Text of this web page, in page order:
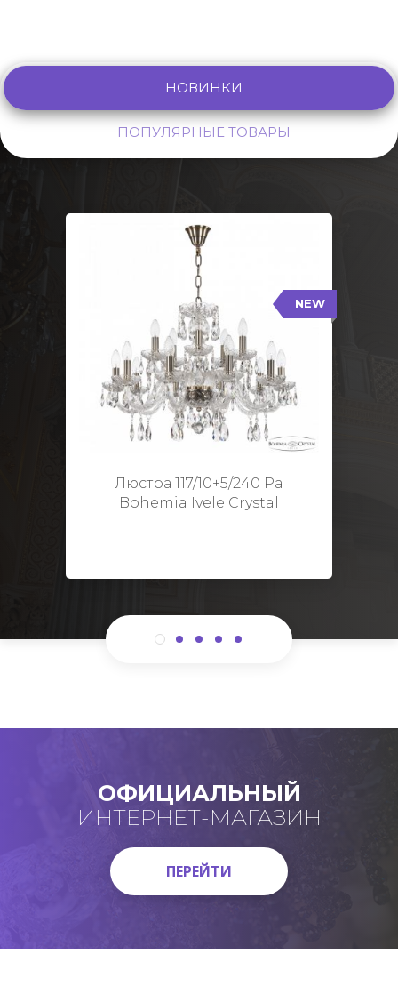
НОВИНКИ
ПОПУЛЯРНЫЕ ТОВАРЫ
NEW
Люстра 117/10+5/240 Pa
Bohemia Ivele Crystal
117/10+5/240 Pa
Тип: Стеклянный рожок
Цвет арматуры: Патина/
Кол-во ламп: 15
Диаметр: 70 см
ОФИЦИАЛЬНЫЙ
ИНТЕРНЕТ-МАГАЗИН
ПЕРЕЙТИ
ПЕРЕЙТИ